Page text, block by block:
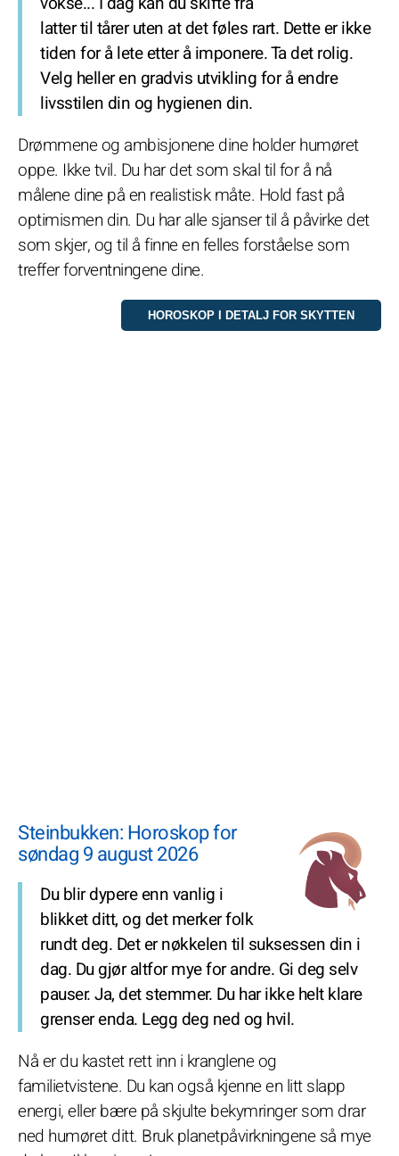
latter til tårer uten at det føles rart. Dette er ikke
tiden for å lete etter å imponere. Ta det rolig.
Velg heller en gradvis utvikling for å endre
livsstilen din og hygienen din.
Drømmene og ambisjonene dine holder humøret
oppe. Ikke tvil. Du har det som skal til for å nå
målene dine på en realistisk måte. Hold fast på
optimismen din. Du har alle sjanser til å påvirke det
som skjer, og til å finne en felles forståelse som
treffer forventningene dine.
Steinbukken: Horoskop for
søndag 9 august 2026
Du blir dypere enn vanlig i
blikket ditt, og det merker folk
rundt deg. Det er nøkkelen til suksessen din i
dag. Du gjør altfor mye for andre. Gi deg selv
pauser. Ja, det stemmer. Du har ikke helt klare
grenser enda. Legg deg ned og hvil.
Nå er du kastet rett inn i kranglene og
familietvistene. Du kan også kjenne en litt slapp
energi, eller bære på skjulte bekymringer som drar
ned humøret ditt. Bruk planetpåvirkningene så mye